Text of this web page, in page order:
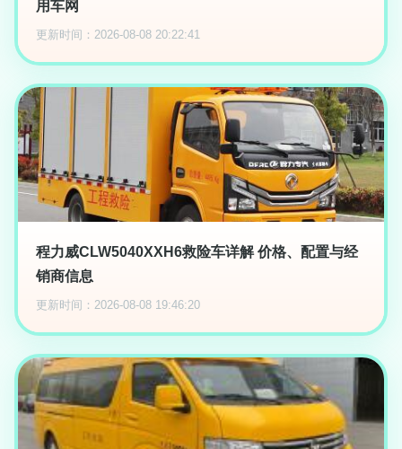
用车网
更新时间：2026-08-08 20:22:41
程力威CLW5040XXH6救险车详解 价格、配置与经
销商信息
更新时间：2026-08-08 19:46:20